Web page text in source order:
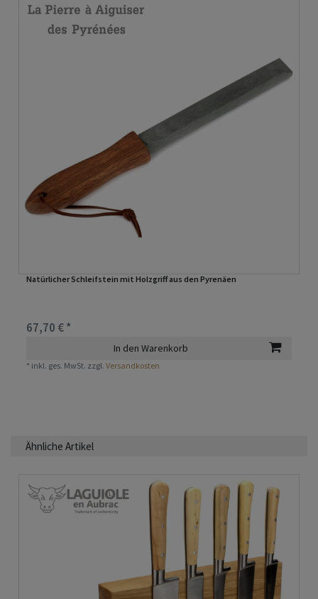
Natürlicher Schleifstein mit Holzgriff aus den Pyrenäen
67,70 € *
In den Warenkorb
* inkl. ges. MwSt. zzgl.Versandkosten
Ähnliche Artikel